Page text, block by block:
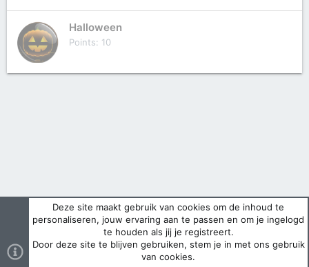
Halloween
Points 10
Deze site maakt gebruik van cookies om de inhoud te
personaliseren, jouw ervaring aan te passen en om je ingelogd
te houden als jij je registreert.
Door deze site te blijven gebruiken, stem je in met ons gebruik
van cookies.